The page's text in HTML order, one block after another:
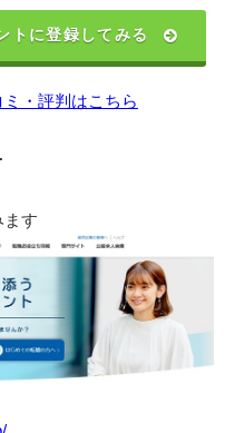
トに登録してみる
・評判はこちら
す